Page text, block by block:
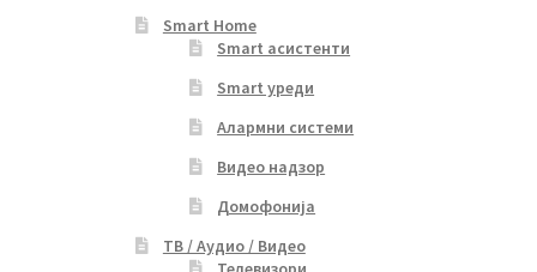
Smart Home
Smart асистенти
Smart уреди
Алармни системи
Видео надзор
Домофонија
ТВ / Аудио / Видео